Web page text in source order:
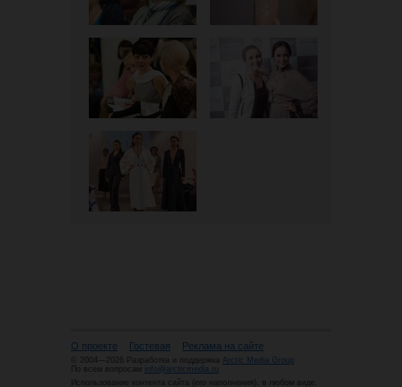
О проекте Гостевая Реклама на сайте
© 2004—2026 Разработка и поддержка Arctic Media Group
По всем вопросам
info@arcticmedia.ru
Использование контента сайта (его наполнения), в любом виде,